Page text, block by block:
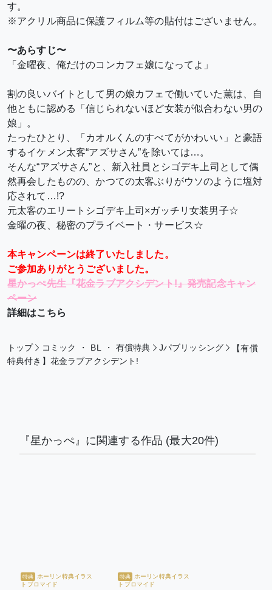
す。
※アクリル商品に保護フィルム等の貼付はございません。
〜あらすじ〜
「金曜夜、俺だけのコンカフェ嬢になってよ」
割の良いバイトとして男の娘カフェで働いていた薫は、自
他ともに認める「信じられないほど女装が似合わない男の
娘」。
たったひとり、「カオルくんのすべてがかわいい」と豪語
するイケメン太客“アズサさん”を除いては…。
そんな“アズサさん”と、新入社員とシゴデキ上司として偶
然再会したものの、かつての太客ぶりがウソのように塩対
応されて…!?
元太客のエリートシゴデキ上司×ガッチリ女装男子☆
金曜の夜、秘密のプライベート・サービス☆
本キャンペーンは終了いたしました。
ご参加ありがとうございました。
星かっぺ先生『花金ラブアクシデント!』発売記念キャン
ペーン
詳細はこちら
トップ コミック ・ BL ・ 有償特典 Jパブリッシング
【有償
特典付き】花金ラブアクシデント!
『星かっぺ』に関連する作品 (最大20件)
特典 ホーリン特典イラス
トブロマイド
特典 ホーリン特典イラス
トブロマイド